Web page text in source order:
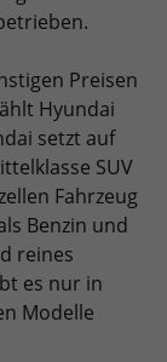
Preisen
Hyundai
setzt auf
SUV
Fahrzeug
Benzin und
reines
es nur in
Modelle